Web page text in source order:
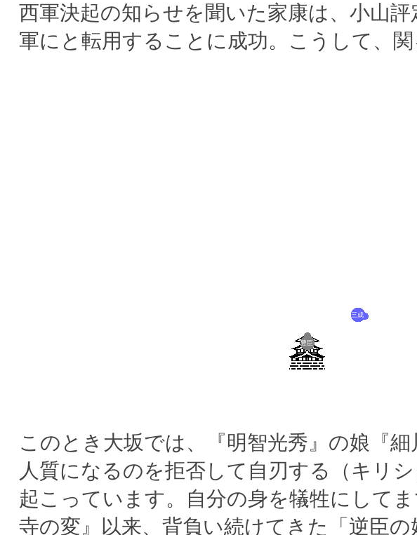
西軍決起の知らせを聞いた家康は、小山
軍にと転用することに成功。こうして、
豊臣
三成
このとき大坂では、『明智光秀』の娘『
人質になるのを拒否して自刃する（キリ
起こっています。自分の身を犠牲にして
寺の変』以来、背負い続けてきた「逆臣